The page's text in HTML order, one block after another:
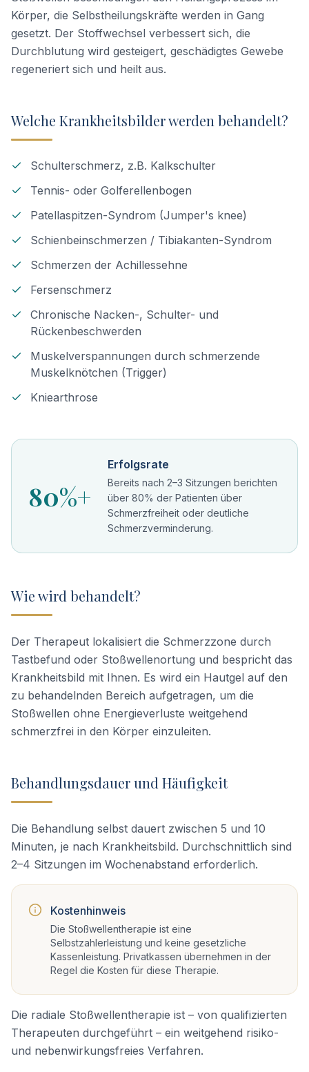
Körper, die Selbstheilungskräfte werden in Gang
gesetzt. Der Stoffwechsel verbessert sich, die
Durchblutung wird gesteigert, geschädigtes Gewebe
regeneriert sich und heilt aus.
Welche Krankheitsbilder werden behandelt?
Schulterschmerz, z.B. Kalkschulter
Tennis- oder Golferellenbogen
Patellaspitzen-Syndrom (Jumper's knee)
Schienbeinschmerzen / Tibiakanten-Syndrom
Schmerzen der Achillessehne
Fersenschmerz
Chronische Nacken-, Schulter- und
Rückenbeschwerden
Muskelverspannungen durch schmerzende
Muskelknötchen (Trigger)
Kniearthrose
80%+
Erfolgsrate
Bereits nach 2–3 Sitzungen berichten
über 80% der Patienten über
Schmerzfreiheit oder deutliche
Schmerzverminderung.
Wie wird behandelt?
Der Therapeut lokalisiert die Schmerzzone durch
Tastbefund oder Stoßwellenortung und bespricht das
Krankheitsbild mit Ihnen. Es wird ein Hautgel auf den
zu behandelnden Bereich aufgetragen, um die
Stoßwellen ohne Energieverluste weitgehend
schmerzfrei in den Körper einzuleiten.
Behandlungsdauer und Häufigkeit
Die Behandlung selbst dauert zwischen 5 und 10
Minuten, je nach Krankheitsbild. Durchschnittlich sind
2–4 Sitzungen im Wochenabstand erforderlich.
Kostenhinweis
Die Stoßwellentherapie ist eine
Selbstzahlerleistung und keine gesetzliche
Kassenleistung. Privatkassen übernehmen in der
Regel die Kosten für diese Therapie.
Die radiale Stoßwellentherapie ist – von qualifizierten
Therapeuten durchgeführt – ein weitgehend risiko-
und nebenwirkungsfreies Verfahren.